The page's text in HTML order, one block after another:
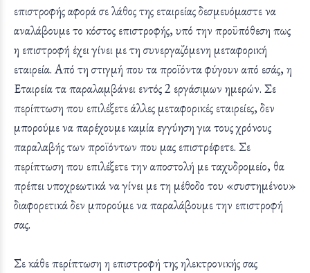
επιστροφής αφορά σε λάθος της εταιρείας δεσμευόμαστε να
αναλάβουμε το κόστος επιστροφής, υπό την προϋπόθεση πως
η επιστροφή έχει γίνει με τη συνεργαζόμενη μεταφορική
εταιρεία. Από τη στιγμή που τα προϊόντα φύγουν από εσάς, η
Εταιρεία τα παραλαμβάνει εντός 2 εργάσιμων ημερών. Σε
περίπτωση που επιλέξετε άλλες μεταφορικές εταιρείες, δεν
μπορούμε να παρέχουμε καμία εγγύηση για τους χρόνους
παραλαβής των προϊόντων που μας επιστρέφετε. Σε
περίπτωση που επιλέξετε την αποστολή με ταχυδρομείο, θα
πρέπει υποχρεωτικά να γίνει με τη μέθοδο του «συστημένου»
διαφορετικά δεν μπορούμε να παραλάβουμε την επιστροφή
σας.
Σε κάθε περίπτωση η επιστροφή της ηλεκτρονικής σας